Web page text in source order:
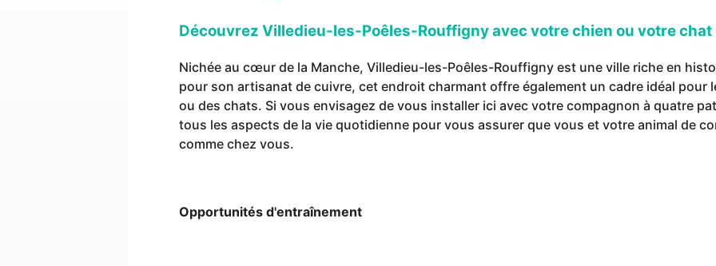
Découvrez Villedieu-les-Poêles-Rouffigny avec votre chien ou votre chat
Nichée au cœur de la Manche, Villedieu-les-Poêles-Rouffigny est une ville riche en
pour son artisanat de cuivre, cet endroit charmant offre également un cadre idéal pour
ou des chats. Si vous envisagez de vous installer ici avec votre compagnon à quatre
tous les aspects de la vie quotidienne pour vous assurer que vous et votre animal de
comme chez vous.
Opportunités d'entraînement